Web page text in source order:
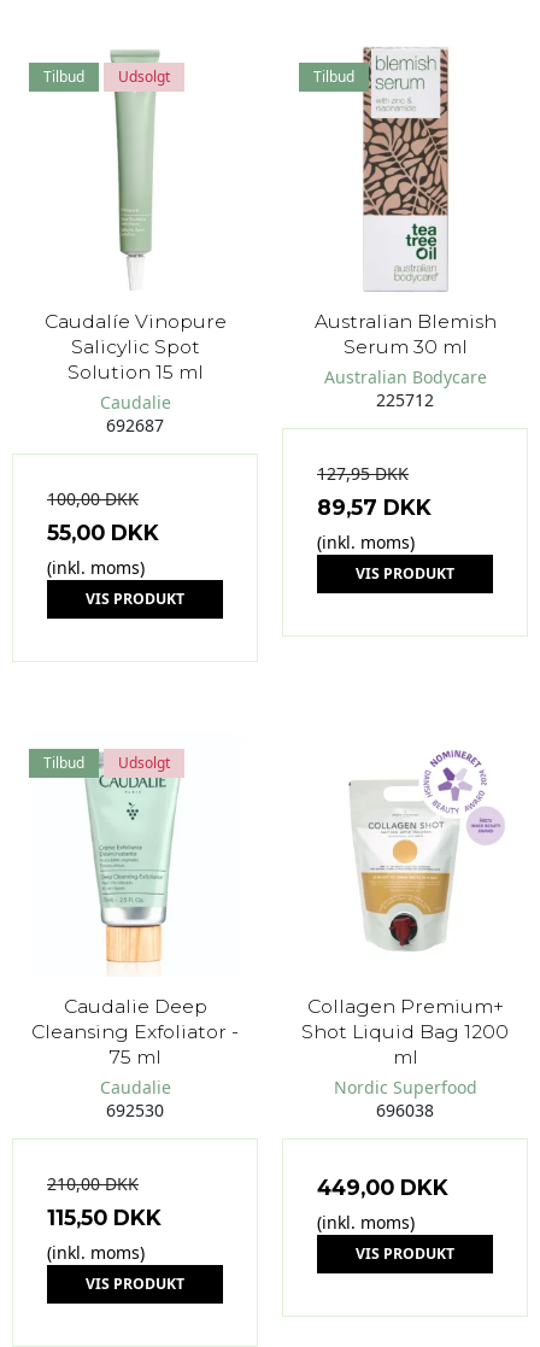
Tilbud Udsolgt
Caudalíe Vinopure
Salicylic Spot
Solution 15 ml
Caudalie
692687
100,00 DKK
55,00 DKK
(inkl. moms)
VIS PRODUKT
Tilbud
Australian Blemish
Serum 30 ml
Australian Bodycare
225712
127,95 DKK
89,57 DKK
(inkl. moms)
VIS PRODUKT
Tilbud Udsolgt
Caudalie Deep
Cleansing Exfoliator -
75 ml
Caudalie
692530
210,00 DKK
115,50 DKK
(inkl. moms)
VIS PRODUKT
Collagen Premium+
Shot Liquid Bag 1200
ml
Nordic Superfood
696038
449,00 DKK
(inkl. moms)
VIS PRODUKT